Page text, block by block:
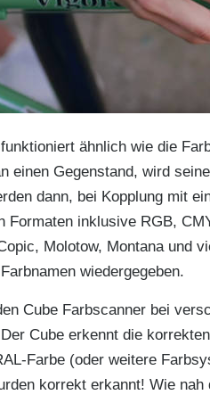
ähnlich wie die
einen Gegenstand, wird
dann, bei Kopplung mit
Formaten inklusive RGB,
Molotow, Montana und
wiedergegeben.
Cube Farbscanner bei
Cube erkennt die
Farbe (oder weitere
korrekt erkannt! Wie